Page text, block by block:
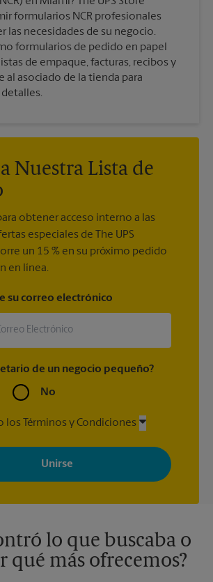
formularios NCR profesionales
las necesidades de su negocio.
formularios de pedido en papel
de empaque, facturas, recibos y
al asociado de la tienda para
Nuestra Lista de
obtener acceso interno a las
especiales de The UPS
un 15 % en su próximo pedido
en línea.
su correo electrónico
de un negocio pequeño?
No
los Términos y Condiciones
recibir correos electrónicos de The UPS
ofertas especiales, promociones y mensajes
Puede darse de baja en cualquier
más información, consulte nuestra política de
lo que buscaba o
qué más ofrecemos?